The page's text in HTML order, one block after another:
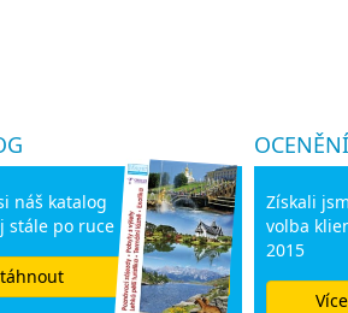
náš katalog
stále po ruce
Získali
volba
2015